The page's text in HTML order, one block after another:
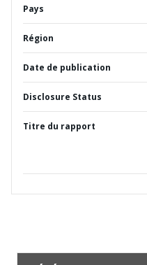
Pays
Région
Date de publication
Disclosure Status
Titre du rapport